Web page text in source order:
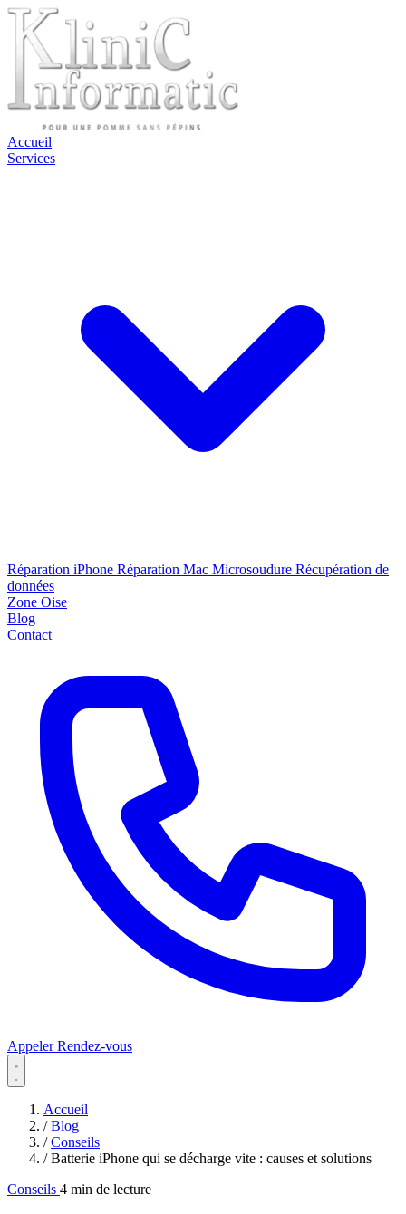
Accueil
Services
Réparation iPhone Réparation Mac Microsoudure Récupération de
données
Zone Oise
Blog
Contact
AppelerRendez-vous
Accueil
/ Blog
/ Conseils
/ Batterie iPhone qui se décharge vite : causes et solutions
Conseils 4 min de lecture